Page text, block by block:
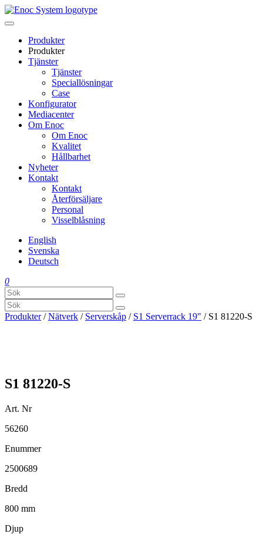
Skip
to
Produkter
Produkter
Tjänster
Tjänster
Speciallösningar
Case
Konfigurator
Mediacenter
Om Enoc
Om Enoc
Kvalitet
Hållbarhet
Nyheter
Kontakt
Kontakt
Återförsäljare
Personal
Visselblåsning
English
Svenska
Deutsch
0
Produkter/Nätverk / Serverskåp / S1 Serverrack 19" / S1 81220-S
S1 81220-S
Art. Nr
56260
Enummer
2500689
Bredd
800 mm
Djup